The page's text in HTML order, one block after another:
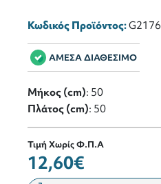
Κωδικός Προϊόντος:G2176
ΑΜΕΣΑ ΔΙΑΘΕΣΙΜΟ
Μήκος (cm): 50
Πλάτος (cm): 50
Τιμή Χωρίς Φ.Π.Α
12,60€